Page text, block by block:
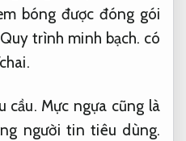
bóng được đóng gói
Quy trình minh bạch. có
cầu. Mực ngựa cũng là
người tin tiêu dùng.